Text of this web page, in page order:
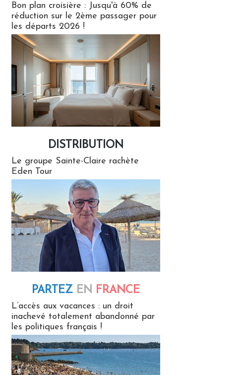
Bon plan croisière : Jusqu'à 60% de
réduction sur le 2ème passager pour
les départs 2026 !
DISTRIBUTION
Le groupe Sainte-Claire rachète
Eden Tour
PARTEZ EN FRANCE
L’accès aux vacances : un droit
inachevé totalement abandonné par
les politiques français !